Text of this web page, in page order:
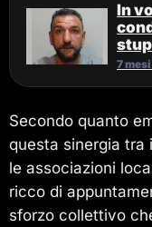
In
7
Secondo quanto
questa sinergia tra
le associazioni
ricco di
sforzo collettivo